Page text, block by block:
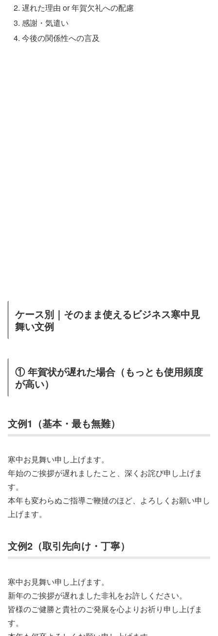
遅れた理由 or 年賀欠礼への配慮
感謝・気遣い
今後の関係性への言及
ケース別｜そのまま使えるビジネス寒中見
舞い文例
① 年賀状が遅れた場合（もっとも使用頻度
が高い）
文例1（基本・最も無難）
寒中お見舞い申し上げます。
年始のご挨拶が遅れましたこと、深くお詫び申し上げま
す。
本年も変わらぬご指導ご鞭撻のほど、よろしくお願い申し
上げます。
文例2（取引先向け・丁寧）
寒中お見舞い申し上げます。
新年のご挨拶が遅れました非礼をお許しください。
皆様のご健勝と貴社のご発展を心よりお祈り申し上げま
す。